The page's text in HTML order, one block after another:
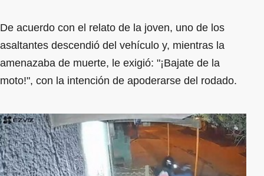
De acuerdo con el relato de la joven, uno de los
asaltantes descendió del vehículo y, mientras la
amenazaba de muerte, le exigió: "¡Bajate de la
moto!", con la intención de apoderarse del rodado.